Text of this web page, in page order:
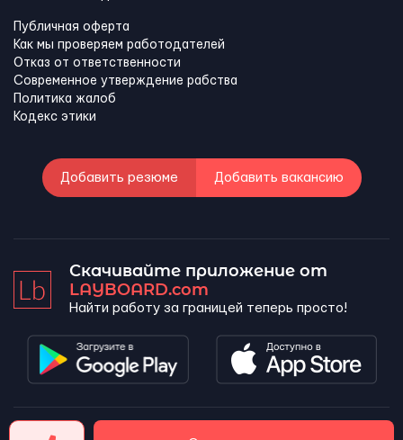
Публичная оферта
Как мы проверяем работодателей
Отказ от ответственности
Современное утверждение рабства
Политика жалоб
Кодекс этики
Добавить резюме Добавить вакансию
Скачивайте приложение от
LAYBOARD.com
Найти работу за границей теперь просто!
LAYBOARD, SL Copyright 2026 ©